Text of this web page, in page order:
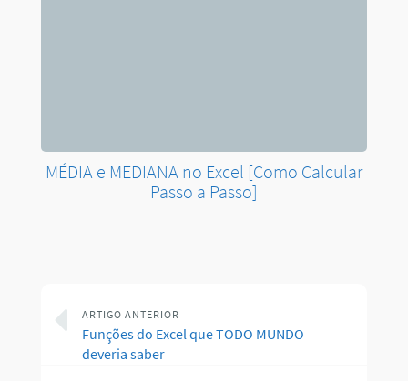
MÉDIA e MEDIANA no Excel [Como Calcular
Passo a Passo]
ARTIGO ANTERIOR
Funções do Excel que TODO MUNDO
deveria saber